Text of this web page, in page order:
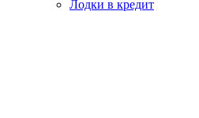
Лодки в кредит